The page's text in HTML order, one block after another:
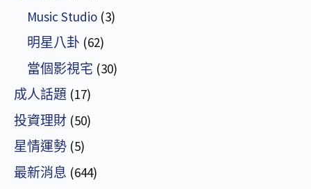
Music Studio (3)
明星八卦 (62)
當個影視宅 (30)
成人話題 (17)
投資理財 (50)
星情運勢 (5)
最新消息 (644)